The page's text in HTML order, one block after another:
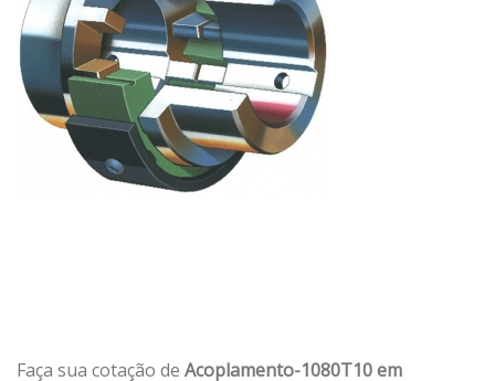
Faça sua cotação de Acoplamento-1080T10 em